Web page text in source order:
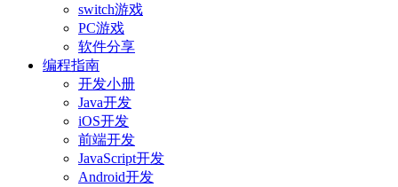
switch游戏
PC游戏
软件分享
编程指南
开发小册
Java开发
iOS开发
前端开发
JavaScript开发
Android开发